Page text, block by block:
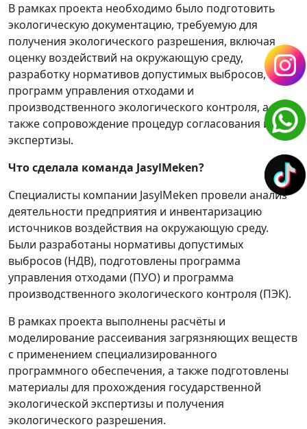
В рамках проекта необходимо было подготовить
экологическую документацию, требуемую для
получения экологического разрешения, включая
оценку воздействий на окружающую среду,
разработку нормативов допустимых выбросов,
программ управления отходами и
производственного экологического контроля, а
также сопровождение процедур согласования и
экспертизы.
Что сделала команда JasylMeken?
Специалисты компании JasylMeken провели анализ
деятельности предприятия и инвентаризацию
источников воздействия на окружающую среду.
Были разработаны нормативы допустимых
выбросов (НДВ), подготовлены программа
управления отходами (ПУО) и программа
производственного экологического контроля (ПЭК).
В рамках проекта выполнены расчёты и
моделирование рассеивания загрязняющих веществ
с применением специализированного
программного обеспечения, а также подготовлены
материалы для прохождения государственной
экологической экспертизы и получения
экологического разрешения.